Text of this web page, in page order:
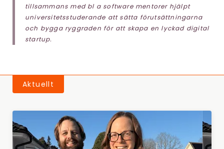
tillsammans med bl a software mentorer hjälpt
universitetsstuderande att sätta förutsättningarna
och bygga ryggraden för att skapa en lyckad digital
startup.
Aktuellt